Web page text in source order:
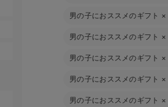
男の子におススメのギフト ×
男の子におススメのギフト ×
男の子におススメのギフト ×
男の子におススメのギフト ×
男の子におススメのギフト ×